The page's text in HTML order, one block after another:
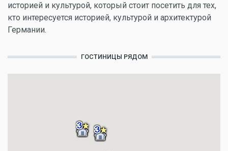
историей и культурой, который стоит посетить для тех,
кто интересуется историей, культурой и архитектурой
Германии.
ГОСТИНИЦЫ РЯДОМ